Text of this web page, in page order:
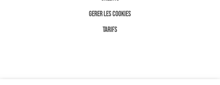
GERER LES COOKIES
TARIFS